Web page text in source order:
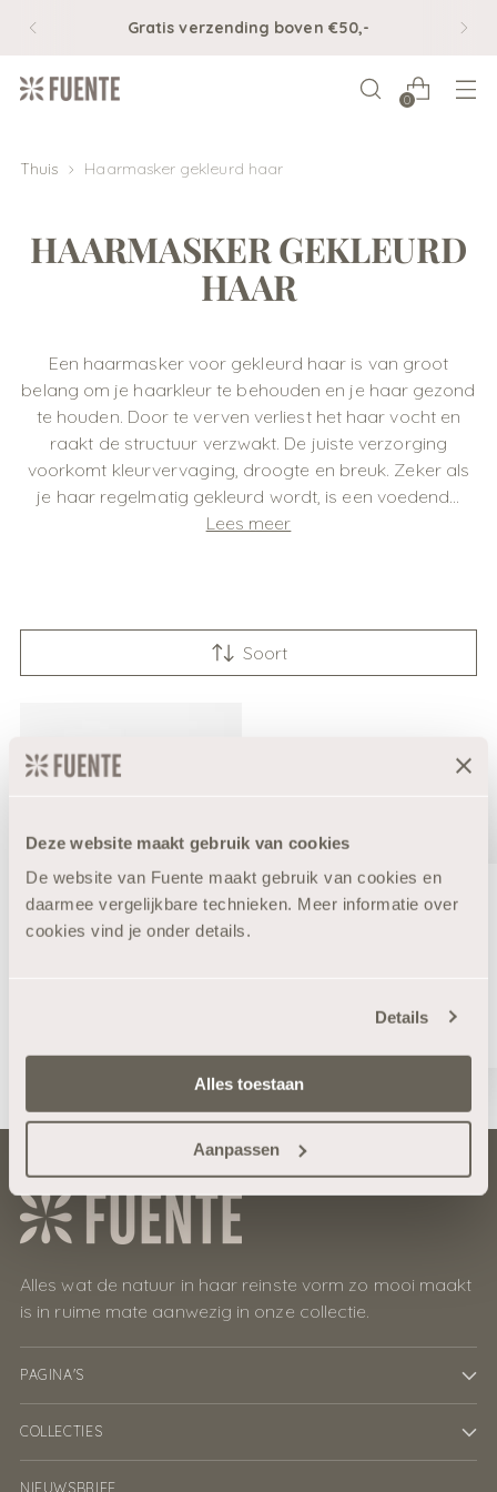
Deze website maakt gebruik van cookies
De website van Fuente maakt gebruik van cookies en
daarmee vergelijkbare technieken. Meer informatie over
cookies vind je onder details.
Details
Alles toestaan
Aanpassen
Gratis verzending boven €50,-
0
Thuis Haarmasker gekleurd haar
HAARMASKER GEKLEURD
HAAR
Een haarmasker voor gekleurd haar is van groot
belang om je haarkleur te behouden en je haar gezond
te houden. Door te verven verliest het haar vocht en
raakt de structuur verzwakt. De juiste verzorging
voorkomt kleurvervaging, droogte en breuk. Zeker als
je haar regelmatig gekleurd wordt, is een voedend...
Lees meer
Soort
Alles wat de natuur in haar reinste vorm zo mooi maakt
is in ruime mate aanwezig in onze collectie.
PAGINA'S
COLLECTIES
NIEUWSBRIEF